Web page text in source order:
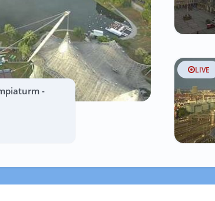
-
LIVE